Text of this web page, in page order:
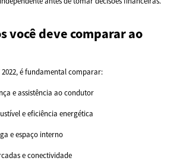
você deve comparar ao
é fundamental comparar:
e assistência ao condutor
e eficiência energética
e espaço interno
e conectividade